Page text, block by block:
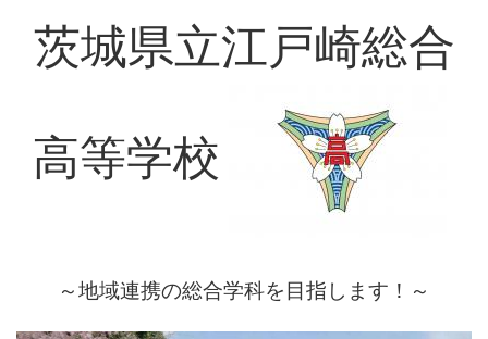
茨城県立江戸崎総合
高等学校
～地域連携の総合学科を目指します！～